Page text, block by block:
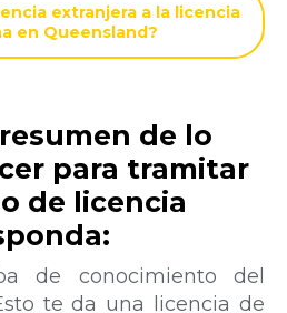
extranjera a la licencia
en Queensland?
de lo
para tramitar
de licencia
de conocimiento del
te da una licencia de